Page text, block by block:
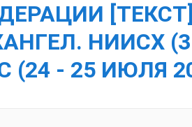
НИИСХ (3
- 25 ИЮЛЯ